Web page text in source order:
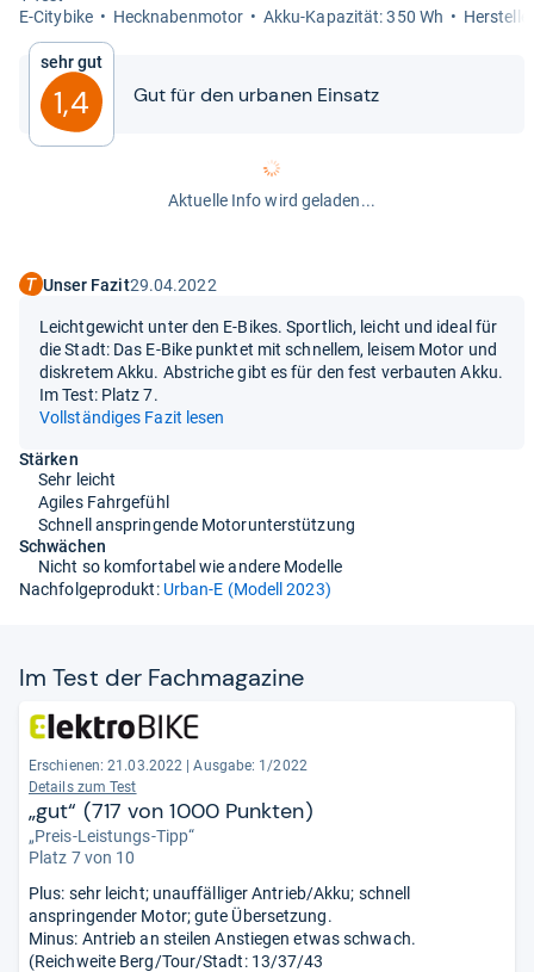
E-​City­bike
Heck­na­ben­mo­tor Akku-​​Kapa­zi­tät: 350 Wh
Sehr gut
1,4 Gut für den urba­nen Ein­satz
Aktuelle Info wird geladen...
Unser Fazit29.04.2022
Leichtgewicht unter den E-Bikes. Sportlich, leicht und ideal für
die Stadt: Das E-Bike punktet mit schnellem, leisem Motor und
diskretem Akku. Abstriche gibt es für den fest verbauten Akku.
Im Test: Platz 7.
Vollständiges Fazit lesen
Stärken
Sehr leicht
Agiles Fahrgefühl
Schnell anspringende Motorunterstützung
Schwächen
Nicht so komfortabel wie andere Modelle
Nachfolgeprodukt: Urban-E (Modell 2023)
Im Test der Fach­ma­ga­zine
Erschienen: 21.03.2022 | Ausgabe: 1/2022
Details zum Test
„gut“ (717 von 1000 Punkten)
„Preis-Leistungs-Tipp“
Platz 7 von 10
Plus: sehr leicht; unauffälliger Antrieb/Akku; schnell
anspringender Motor; gute Übersetzung.
Minus: Antrieb an steilen Anstiegen etwas schwach.
(Reichweite Berg/Tour/Stadt: 13/37/43